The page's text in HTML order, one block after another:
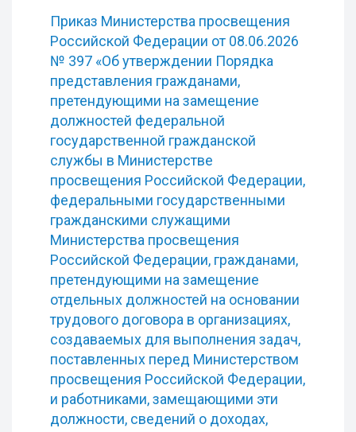
Приказ Министерства просвещения
Российской Федерации от 08.06.2026
№ 397 «Об утверждении Порядка
представления гражданами,
претендующими на замещение
должностей федеральной
государственной гражданской
службы в Министерстве
просвещения Российской Федерации,
федеральными государственными
гражданскими служащими
Министерства просвещения
Российской Федерации, гражданами,
претендующими на замещение
отдельных должностей на основании
трудового договора в организациях,
создаваемых для выполнения задач,
поставленных перед Министерством
просвещения Российской Федерации,
и работниками, замещающими эти
должности, сведений о доходах,